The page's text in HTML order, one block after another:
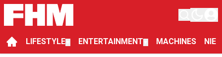
LIFESTYLE ENTERTAINMENT MACHINES